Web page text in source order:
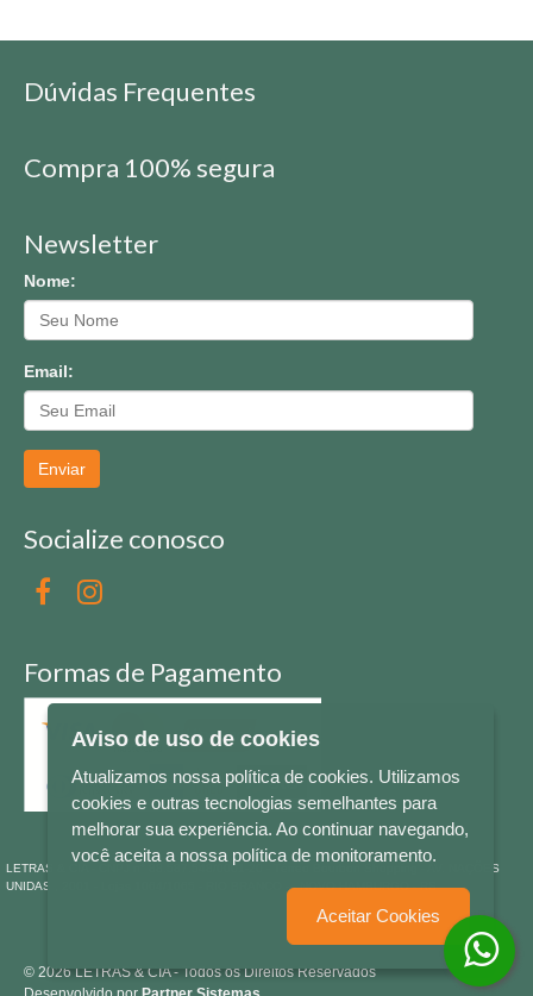
Dúvidas Frequentes
Compra 100% segura
Newsletter
Nome:
Email:
Enviar
Socialize conosco
Formas de Pagamento
LETRAS & CIA - CNPJ n° 88.587.548/0001-20 - Térreo Bourbon Shopping - AV. NAÇÕES
UNIDAS , 2001 - Lojas 1064/1065 - RIO BRANCO - - NOVO HAMBURGO - RS
© 2026 LETRAS & CIA - Todos os Direitos Reservados
Aviso de uso de cookies
Atualizamos nossa política de cookies. Utilizamos
cookies e outras tecnologias semelhantes para
melhorar sua experiência. Ao continuar navegando,
você aceita a nossa política de monitoramento.
Aceitar Cookies